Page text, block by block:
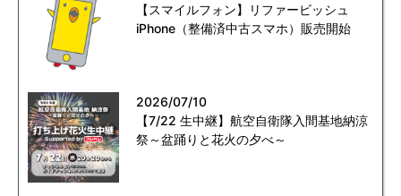
【スマイルフォン】リファービッシュ
iPhone（整備済中古スマホ）販売開始
2026/07/10
【7/22 生中継】航空自衛隊入間基地納涼
祭～盆踊りと花火の夕べ～